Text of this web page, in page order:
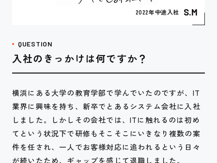
2022年中途入社 S.M
QUESTION
入社のきっかけは何ですか？
横浜にある大学の教育学部で学んでいたのですが、IT
業界に興味を持ち、新卒でとあるシステム会社に入社
しました。しかしその会社では、ITに触れるのは初め
てという状況下で研修もそこそこにいきなり複数の案
件を任され、一人でお客様対応に追われるという日々
が続いたため、 ギャップを感じて退職しました。